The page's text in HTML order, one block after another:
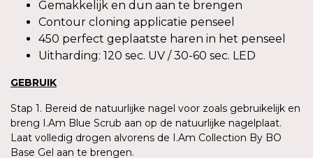
Gemakkelijk en dun aan te brengen
Contour cloning applicatie penseel
450 perfect geplaatste haren in het penseel
Uitharding: 120 sec. UV / 30-60 sec. LED
GEBRUIK
Stap 1. Bereid de natuurlijke nagel voor zoals gebruikelijk en
breng I.Am Blue Scrub aan op de natuurlijke nagelplaat.
Laat volledig drogen alvorens de I.Am Collection By BO
Base Gel aan te brengen.